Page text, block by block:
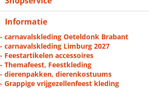
Informatie
- carnavalskleding Oeteldonk Brabant
- carnavalskleding Limburg 2027
- Feestartikelen accessoires
- Themafeest, Feestkleding
- dierenpakken, dierenkostuums
- Grappige vrijgezellenfeest kleding